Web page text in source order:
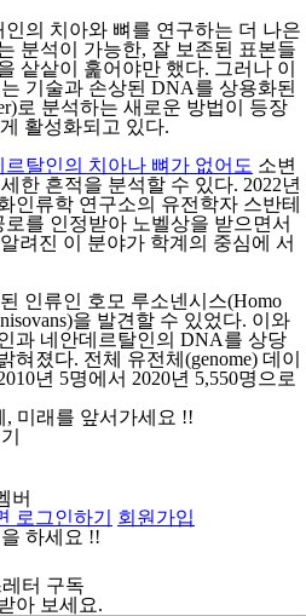
의 치아와 뼈를 연구하는 더 나은
분석이 가능한, 잘 보존된 표본들
샅샅이 훑어야만 했다. 그러나 이
기술과 손상된 DNA를 상용화된
로 분석하는 새로운 방법이 등장
활성화되고 있다.
르탈인의 치아나 뼈가 없어도 소변
한 흔적을 분석할 수 있다. 2022년
인류학 연구소의 유전학자 스반테
로를 인정받아 노벨상을 받으면서
려진 이 분야가 학계의 중심에 서
인류인 호모 루소넨시스(Homo
을 발견할 수 있었다. 이와
과 네안데르탈인의 DNA를 상당
졌다. 전체 유전체(genome) 데이
년 5명에서 2020년 5,550명으로
미래를 앞서가세요 !!
버
로그인하기
회원가입
하세요 !!
터 구독
아 보세요.